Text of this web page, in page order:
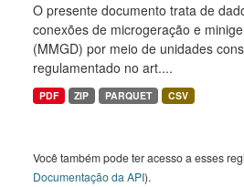
O presente documento trata de
conexões de microgeração e
(MMGD) por meio de unidades
regulamentado no art....
PDF ZIP PARQUET CSV
Você também pode ter acesso a esses
Documentação da API).